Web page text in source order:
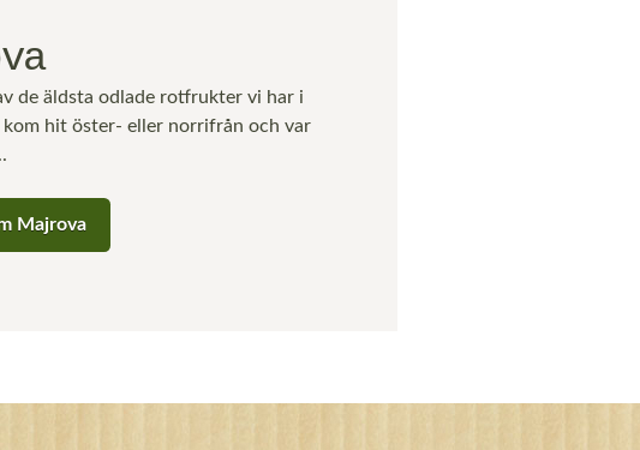
de äldsta odlade rotfrukter vi har i
kom hit öster- eller norrifrån och var
Majrova